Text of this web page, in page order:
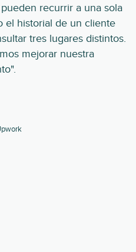
recurrir a una sola
el historial de un cliente
tres lugares distintos.
mejorar nuestra